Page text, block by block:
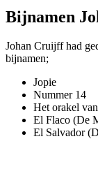
Bijnamen
Johan Cruijff had
bijnamen;
Jopie
Nummer 14
Het orakel
El Flaco (De
El Salvador